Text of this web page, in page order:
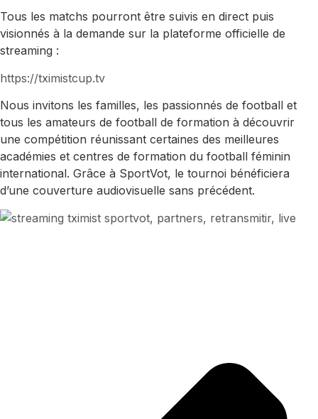
Tous les matchs pourront être suivis en direct puis
visionnés à la demande sur la plateforme officielle de
streaming :
https://tximistcup.tv
Nous invitons les familles, les passionnés de football et
tous les amateurs de football de formation à découvrir
une compétition réunissant certaines des meilleures
académies et centres de formation du football féminin
international. Grâce à SportVot, le tournoi bénéficiera
d’une couverture audiovisuelle sans précédent.